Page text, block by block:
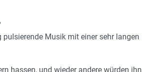
Musik mit einer sehr langen
hassen, und wieder andere würden ihn